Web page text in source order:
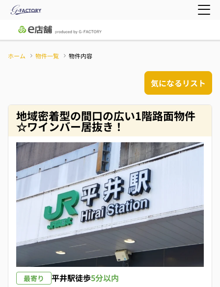
ホーム 物件一覧 物件内容
気になるリスト
地域密着型の間口の広い1階路面物件
☆ワインバー居抜き！
最寄り 平井駅徒歩5分以内